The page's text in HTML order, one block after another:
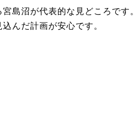
島沼が代表的な見どころです。
んだ計画が安心です。